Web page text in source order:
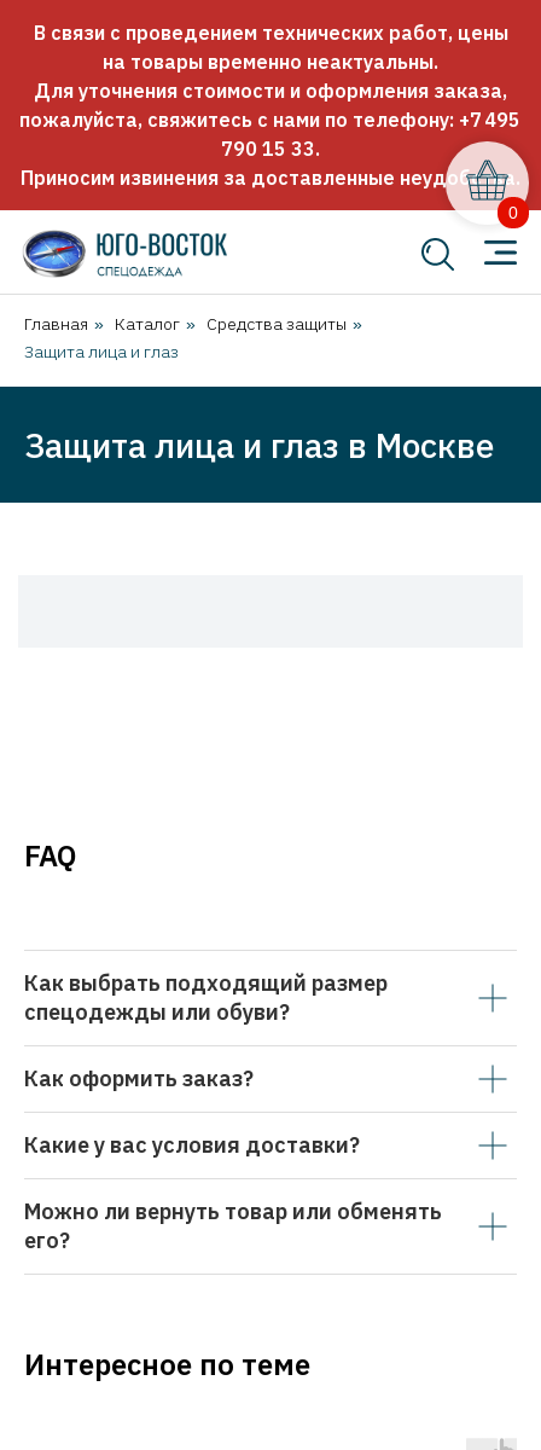
В связи с проведением технических работ, цены
на товары временно неактуальны.
Для уточнения стоимости и оформления заказа,
пожалуйста, свяжитесь с нами по телефону: +7 495
790 15 33.
Приносим извинения за доставленные неудобства.
Главная » Каталог » Средства защиты »
Защита лица и глаз
Защита лица и глаз в Москве
FAQ
Как выбрать подходящий размер
спецодежды или обуви?
Как оформить заказ?
Какие у вас условия доставки?
Можно ли вернуть товар или обменять
его?
Интересное по теме
0